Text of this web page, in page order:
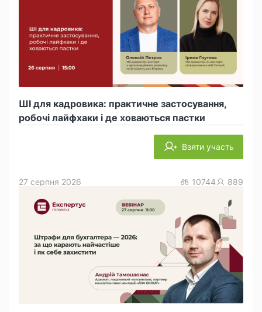
ШІ для кадровика: практичне застосування,
робочі лайфхаки і де ховаються пастки
Взяти участь
27 серпня 2026 10744 889